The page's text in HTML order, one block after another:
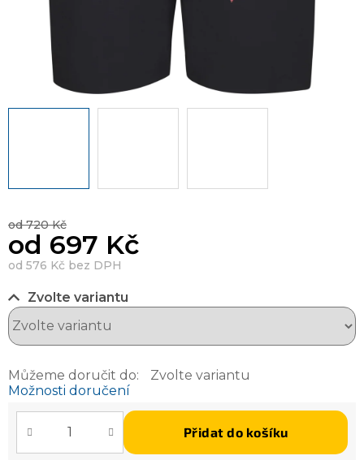
od 720 Kč
od 697 Kč
od 576 Kč bez DPH
Zvolte variantu
Můžeme doručit do:
Zvolte variantu
Možnosti doručení
Přidat do košíku